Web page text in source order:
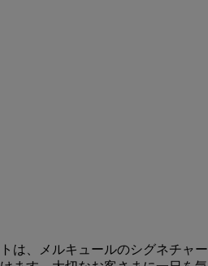
は、メルキュールのシグネチャ